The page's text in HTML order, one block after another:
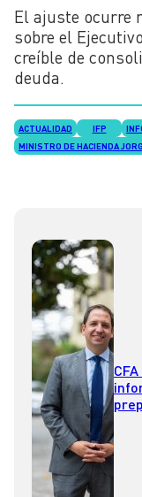
El ajuste ocurre
sobre el
creíble de
deuda.
ACTUALIDAD IFP
MINISTRO DE HACIENDA